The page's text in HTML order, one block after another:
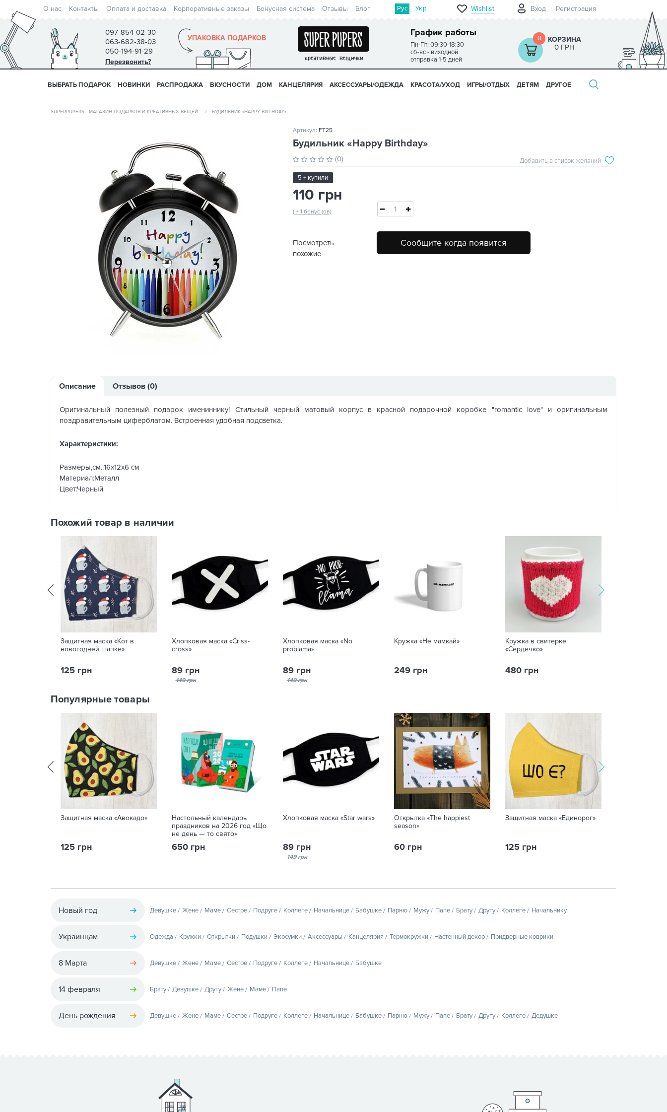
О нас Контакты Оплата и доставка Корпоративные заказы Бонусная система Отзывы Блог Рус Укр Wishlist Вход Регистрация
097-854-02-30
063-682-38-03
050-194-91-29
Перезвонить?
График работы
Пн-Пт: 09:30-18:30
сб-вс - виходной
отправка 1-5 дней
УПАКОВКА ПОДАРКОВ 0 КОРЗИНА
0 ГРН
ВЫБРАТЬ ПОДАРОК НОВИНКИ РАСПРОДАЖА ВКУСНОСТИ ДОМ КАНЦЕЛЯРИЯ АКСЕССУАРЫ/ОДЕЖДА КРАСОТА/УХОД ИГРЫ/ОТДЫХ ДЕТЯМ ДРУГОЕ
SUPERPUPERS - МАГАЗИН ПОДАРКОВ И КРЕАТИВНЫХ ВЕЩЕЙ БУДИЛЬНИК «HAPPY BIRTHDAY»
Артикул: FT25
Будильник «Happy Birthday»
(0) Добавить в список желаний
5 + купили
110 грн
( + 1 бонус (ов)
Посмотреть
похожие
Сообщите когда появится
Описание Отзывов (0)
Оригинальный полезный подарок имениннику! Стильный черный матовый корпус в красной подарочной коробке "romantic love" и оригинальным
поздравительным циферблатом. Встроенная удобная подсветка.
Характеристики:
Размеры,см.:16х12х6 см
Материал:Металл
Цвет:Черный
Похожий товар в наличии
Защитная маска «Кот в
новогодней шапке»
125 грн
Хлопковая маска «Criss-
cross»
89 грн
149 грн
Хлопковая маска «No
problama»
89 грн
149 грн
Кружка «Не мамкай»
249 грн
Кружка в свитерке
«Сердечко»
480 грн
Популярные товары
Защитная маска «Авокадо»
125 грн
Настольный календарь
праздников на 2026 год «Що
не день — то свято»
650 грн
Хлопковая маска «Star wars»
89 грн
149 грн
Открытка «The happiest
season»
60 грн
Защитная маска «Единорог»
125 грн
Новый год Девушке Жене Маме Сестре Подруге Коллеге Начальнице Бабушке Парню Мужу Папе Брату Другу Коллеге Начальнику
Украинцам Одежда Кружки Открытки Подушки Экосумки Аксессуары Канцелярия Термокружки Настенный декор Придверные коврики
8 Марта Девушке Жене Маме Сестре Подруге Коллеге Начальнице Бабушке
14 февраля Брату Девушке Другу Жене Маме Папе
День рождения Девушке Жене Маме Сестре Подруге Коллеге Начальнице Бабушке Парню Мужу Папе Брату Другу Коллеге Дедушке